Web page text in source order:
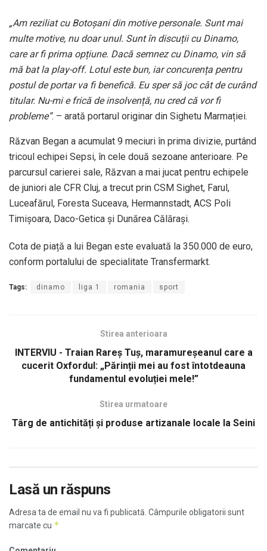
„Am reziliat cu Botoșani din motive personale. Sunt mai
multe motive, nu doar unul. Sunt în discuții cu Dinamo,
care ar fi prima opțiune. Dacă semnez cu Dinamo, vin să
mă bat la play-off. Lotul este bun, iar concurența pentru
postul de portar va fi benefică. Eu sper să joc cât de curând
titular. Nu-mi e frică de insolvență, nu cred că vor fi
probleme”. – arată portarul originar din Sighetu Marmației.
Răzvan Began a acumulat 9 meciuri în prima divizie, purtând
tricoul echipei Sepsi, în cele două sezoane anterioare. Pe
parcursul carierei sale, Răzvan a mai jucat pentru echipele
de juniori ale CFR Cluj, a trecut prin CSM Sighet, Farul,
Luceafărul, Foresta Suceava, Hermannstadt, ACS Poli
Timișoara, Daco-Getica și Dunărea Călărași.
Cota de piață a lui Began este evaluată la 350.000 de euro,
conform portalului de specialitate Transfermarkt.
Tags: dinamo liga 1 romania sport
Stirea anterioara
INTERVIU - Traian Rareș Tuș, maramureșeanul care a
cucerit Oxfordul: „Părinții mei au fost întotdeauna
fundamentul evoluției mele!”
Stirea urmatoare
Târg de antichități și produse artizanale locale la Seini
Lasă un răspuns
Adresa ta de email nu va fi publicată. Câmpurile obligatorii sunt
marcate cu *